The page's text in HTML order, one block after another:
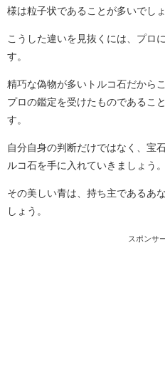
様は粒子状であることが多いでしょ
こうした違いを見抜くには、プロ
す。
精巧な偽物が多いトルコ石だから
プロの鑑定を受けたものであるこ
す。
自分自身の判断だけではなく、宝
ルコ石を手に入れていきましょう。
その美しい青は、持ち主であるあ
しょう。
スポンサ